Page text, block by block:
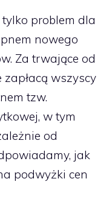
problem dla
nowego
Za trwające od
wszyscy
tzw.
w tym
od
jak
podwyżki cen